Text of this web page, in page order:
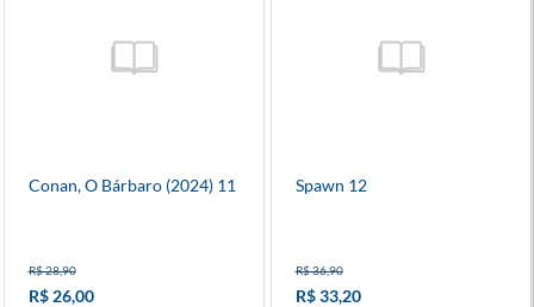
Conan, O Bárbaro (2024) 11
R$ 28,90
R$ 26,00
Spawn 12
R$ 36,90
R$ 33,20